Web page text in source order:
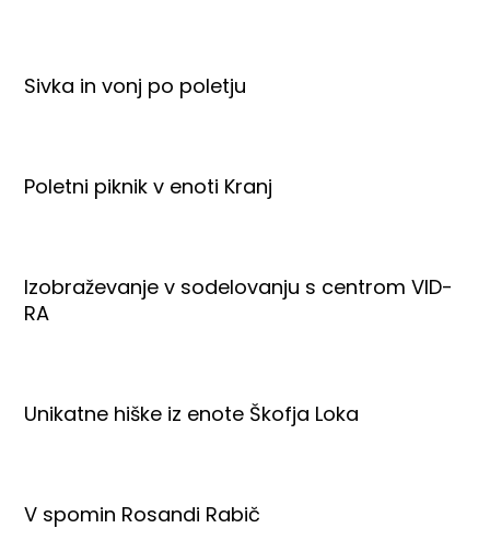
Sivka in vonj po poletju
Poletni piknik v enoti Kranj
Izobraževanje v sodelovanju s centrom VID-
RA
Unikatne hiške iz enote Škofja Loka
V spomin Rosandi Rabič